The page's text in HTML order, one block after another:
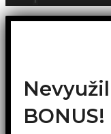
BONUS!